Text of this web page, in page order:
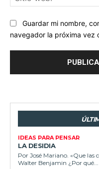
Guardar mi nombre,
navegador la próxima vez
IDEAS PARA PENSAR
LA DESIDIA
Por José Mariano. «Que las
Walter Benjamin ¿Por qué...